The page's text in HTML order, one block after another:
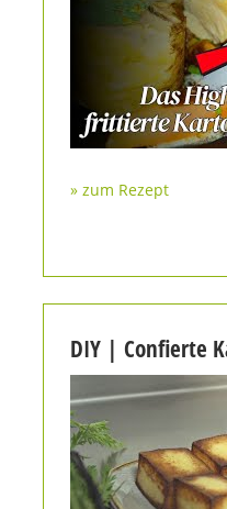
» zum Rezept
DIY | Confierte